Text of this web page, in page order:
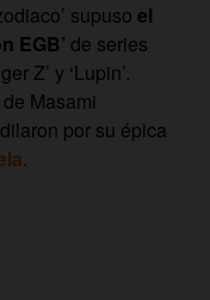
supuso el
EGB’ de series
Z’ y ‘Lupin’.
Masami
por su épica
.